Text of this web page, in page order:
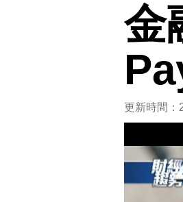
金
更新時間：